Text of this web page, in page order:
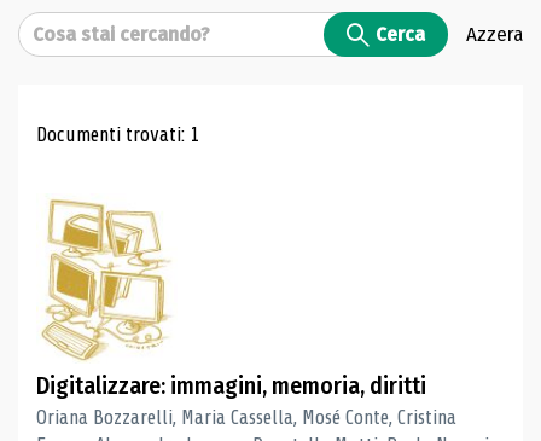
Cerca Cerca Azzera
Risultati di ricerca
Documenti trovati: 1
Digitalizzare: immagini, memoria, diritti
Oriana Bozzarelli, Maria Cassella, Mosé Conte, Cristina